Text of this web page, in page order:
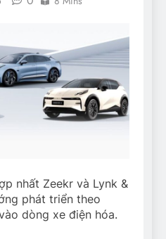
nhất Zeekr và Lynk &
phát triển theo
dòng xe điện hóa.